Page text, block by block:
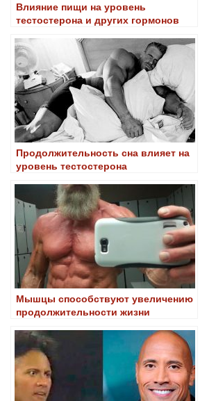
Влияние пищи на уровень
тестостерона и других гормонов
Продолжительность сна влияет на
уровень тестостерона
Мышцы способствуют увеличению
продолжительности жизни